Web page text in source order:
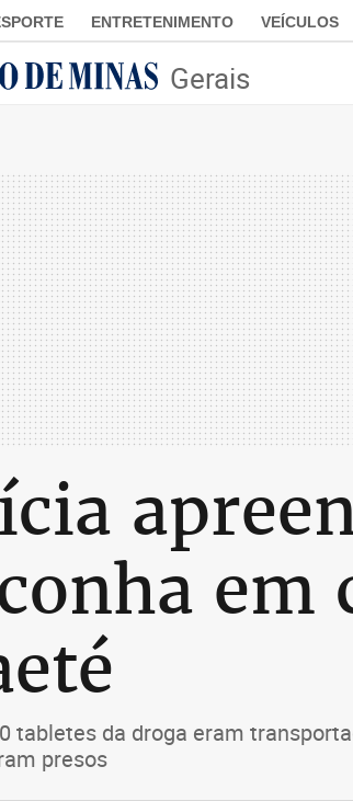
ENTRETENIMENTO VEÍCULOS
Gerais
em
tabletes da droga eram
presos